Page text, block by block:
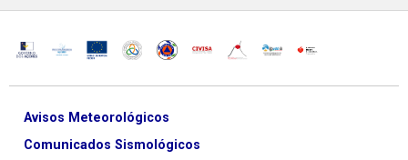
Avisos Meteorológicos
Comunicados Sismológicos